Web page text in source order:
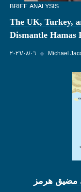
BRIEF ANALYSIS
The UK, Turkey,
Dismantle Hamas
٠٦‏/٠٨‏/٢٠٢٦ ◆ Michael
مضيق هرمز